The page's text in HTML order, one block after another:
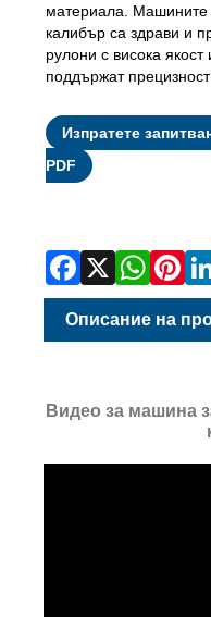
материала. Машините
калибър са здрави и
рулони с висока
поддържат
Изпратете
PDF
Описание на
Видео за машина